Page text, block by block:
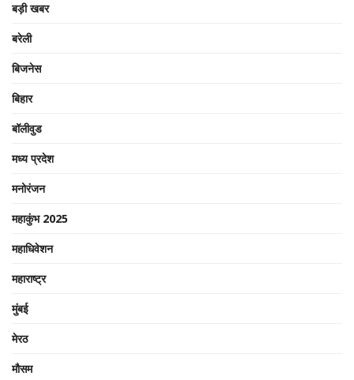
बड़ी खबर
बरेली
बिजनेस
बिहार
बॉलीवुड
मध्य प्रदेश
मनोरंजन
महाकुंभ 2025
महाधिवेशन
महाराष्ट्र
मुंबई
मेरठ
मौसम